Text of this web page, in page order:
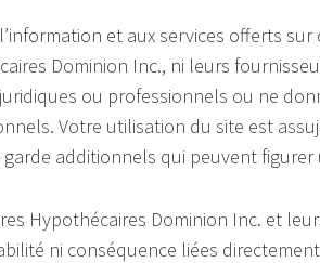
et aux services offerts
Dominion Inc., ni leurs
ou professionnels ou ne
Votre utilisation du site est
garde additionnels qui peuvent
Hypothécaires Dominion Inc. et
ni conséquence liées